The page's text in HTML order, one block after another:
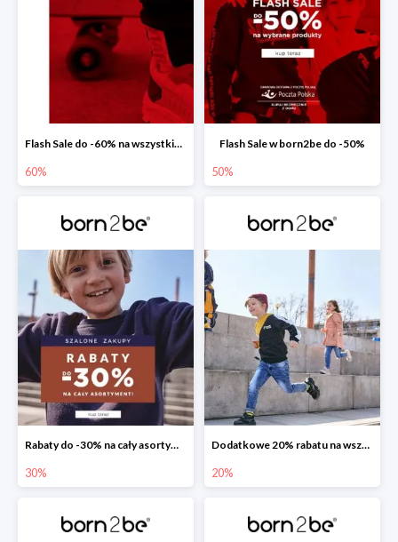
Flash Sale do -60% na wszystkie buty sportowe dziecięce
60%
Flash Sale w born2be do -50%
50%
Rabaty do -30% na cały asortyment
30%
Dodatkowe 20% rabatu na wszystko w Born2be
20%